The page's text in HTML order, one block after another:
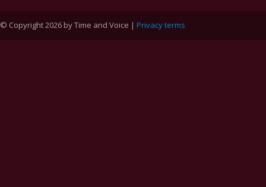
© Copyright 2026 by Time and Voice | Privacy terms